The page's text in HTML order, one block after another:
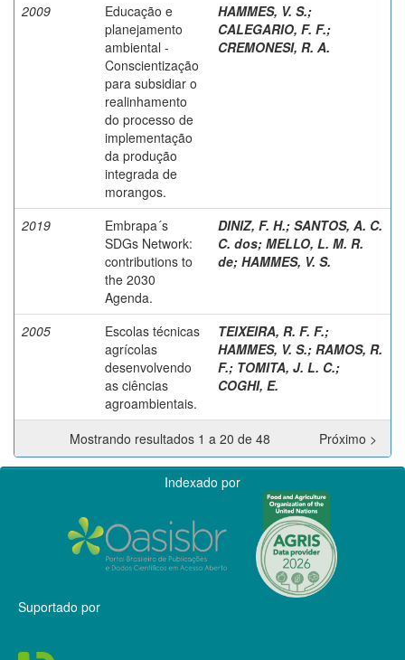
2009
Educação e
planejamento
ambiental -
Conscientização
para subsidiar o
realinhamento
do processo de
implementação
da produção
integrada de
morangos.
HAMMES, V. S.;
CALEGARIO, F. F.;
CREMONESI, R. A.
2019
Embrapa´s
SDGs Network:
contributions to
the 2030
Agenda.
DINIZ, F. H.; SANTOS, A. C.
C. dos; MELLO, L. M. R.
de; HAMMES, V. S.
2005
Escolas técnicas
agrícolas
desenvolvendo
as ciências
agroambientais.
TEIXEIRA, R. F. F.;
HAMMES, V. S.; RAMOS, R.
F.; TOMITA, J. L. C.;
COGHI, E.
Mostrando resultados 1 a 20 de 48 Próximo >
Indexado por
Suportado por